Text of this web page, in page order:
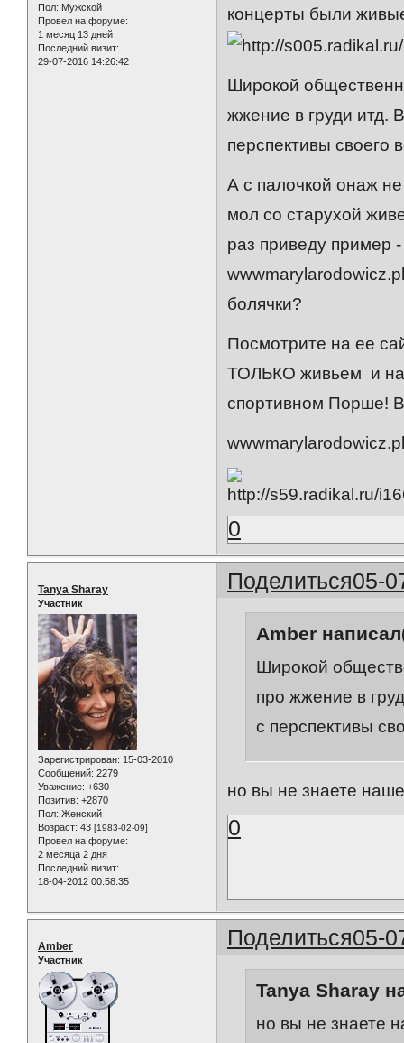
Пол: Мужской
Провел на форуме:
1 месяц 13 дней
Последний визит:
29-07-2016 14:26:42
концерты были
Широкой
жжение в груди итд.
перспективы своего
А с палочкой онаж
мол со старухой
раз приведу пример
болячки?
Посмотрите на ее
ТОЛЬКО живьем и на
спортивном Порше!
0
Поделиться05-
Tanya Sharay
Участник
Зарегистрирован: 15-03-2010
Сообщений: 2279
Уважение: +630
Позитив: +2870
Пол: Женский
Возраст: 43 [1983-02-09]
Провел на форуме:
2 месяца 2 дня
Последний визит:
18-04-2012 00:58:35
Amber
Широкой
про жжение в
с перспективы
но вы не знаете
0
Поделиться05-
Amber
Участник
Tanya Sharay
но вы не знаете